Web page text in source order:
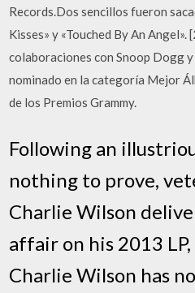
Records.Dos sencillos fueron
Kisses» y «Touched By An Angel».
colaboraciones con Snoop Dogg
nominado en la categoría Mejor
de los Premios Grammy.
Following an
nothing to prove,
Charlie Wilson
affair on his 2013
Charlie Wilson has